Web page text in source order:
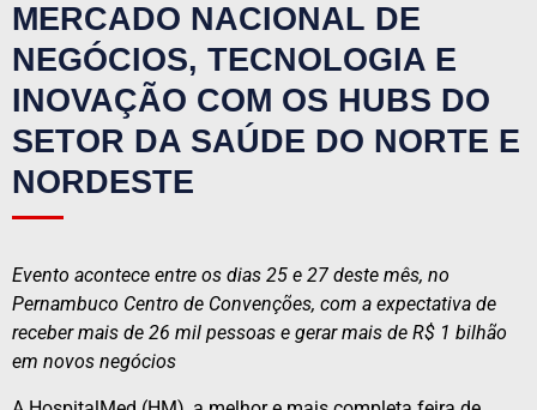
MERCADO NACIONAL DE
NEGÓCIOS, TECNOLOGIA E
INOVAÇÃO COM OS HUBS DO
SETOR DA SAÚDE DO NORTE E
NORDESTE
Evento acontece entre os dias 25 e 27 deste mês, no
Pernambuco Centro de Convenções, com a expectativa de
receber mais de 26 mil pessoas e gerar mais de R$ 1 bilhão
em novos negócios